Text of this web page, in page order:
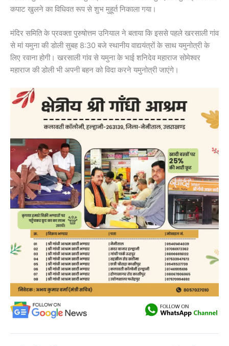
कपाट खुलने का विधिवत रूप से शुभ मुहूर्त निकाला गया।
मंदिर समिति के प्रवक्ता पुरुषोत्तम उनियाल ने बताया कि इससे पहले खरसाली गांव
से मां यमुना की डोली सुबह 8:30 बजे स्थानीय वाद्ययंत्रों के साथ यमुनोत्री के
लिए रवाना होगी। खरसाली गांव से यमुना के भाई शनिदेव महाराज सोमेश्वर
महाराज की डोली भी अपनी बहन को विदा करने यमुनोत्री जाएंगे।